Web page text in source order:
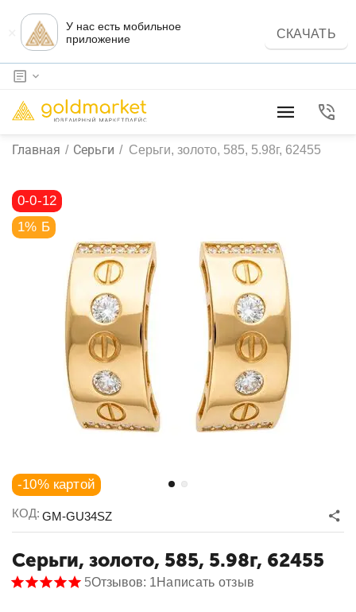
У нас есть мобильное
приложение
СКАЧАТЬ
Главная / Серьги / Серьги, золото, 585, 5.98г, 62455
0-0-12
1% Б
-10% картой
КОД: GM-GU34SZ
Серьги, золото, 585, 5.98г, 62455
5Отзывов: 1Написать отзыв